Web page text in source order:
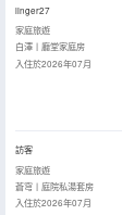
linger27
家庭旅遊
白澤丨廳堂家庭房
入住於2026年07月
訪客
家庭旅遊
蒼穹丨庭院私湯套房
入住於2026年07月